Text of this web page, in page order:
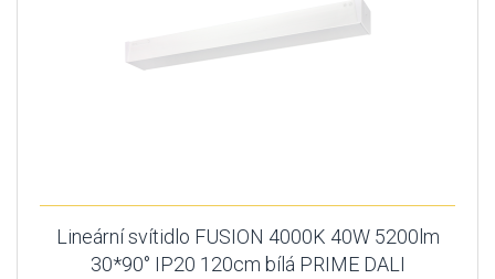
Lineární svítidlo FUSION 4000K 40W 5200lm
30*90° IP20 120cm bílá PRIME DALI